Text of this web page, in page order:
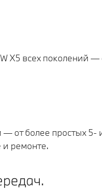
всех поколений
более простых 5‑
и ремонте.